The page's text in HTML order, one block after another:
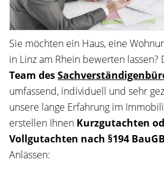
Sie möchten ein Haus, eine
in Linz am Rhein bewerten lassen?
Team des
umfassend, individuell und sehr
unsere lange Erfahrung im
erstellen Ihnen Kurzgutachten
Vollgutachten nach §194 BauGB
Anlässen: